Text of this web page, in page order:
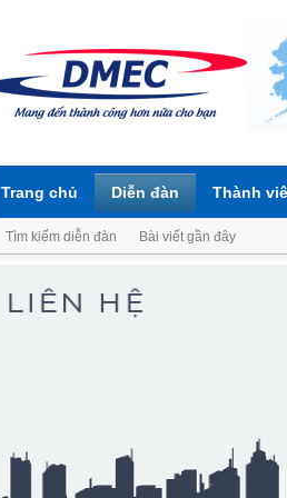
Trang chủ Diễn đàn
Tìm kiếm diễn đàn Bài viết gần đây
Thành